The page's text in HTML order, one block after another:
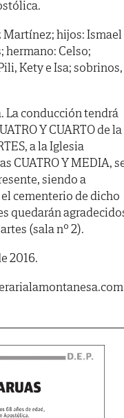
Martínez; hijos: Ismael
hermano: Celso;
Kety e Isa; sobrinos,
La conducción tendrá
Y CUARTO de la
a la Iglesia
CUATRO Y MEDIA,
siendo a
cementerio de dicho
quedarán
(sala nº 2).
2016.